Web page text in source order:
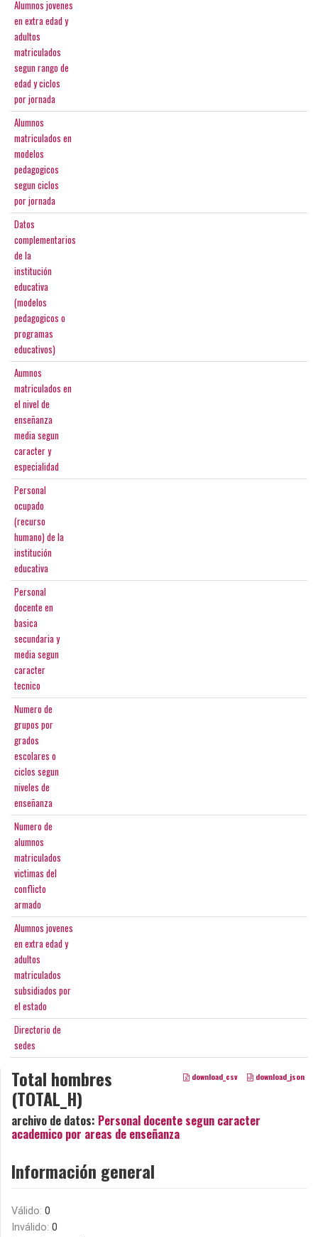
Alumnos jovenes
en extra edad y
adultos
matriculados
segun rango de
edad y ciclos
por jornada
Alumnos
matriculados en
modelos
pedagogicos
segun ciclos
por jornada
Datos
complementarios
de la
institución
educativa
(modelos
pedagogicos o
programas
educativos)
Aumnos
matriculados en
el nivel de
enseñanza
media segun
caracter y
especialidad
Personal
ocupado
(recurso
humano) de la
institución
educativa
Personal
docente en
basica
secundaria y
media segun
caracter
tecnico
Numero de
grupos por
grados
escolares o
ciclos segun
niveles de
enseñanza
Numero de
alumnos
matriculados
victimas del
conflicto
armado
Alumnos jovenes
en extra edad y
adultos
matriculados
subsidiados por
el estado
Directorio de
sedes
download_csv download_json
Total hombres
(TOTAL_H)
archivo de datos: Personal docente segun caracter
academico por areas de enseñanza
Información general
Válido: 0
Inválido: 0